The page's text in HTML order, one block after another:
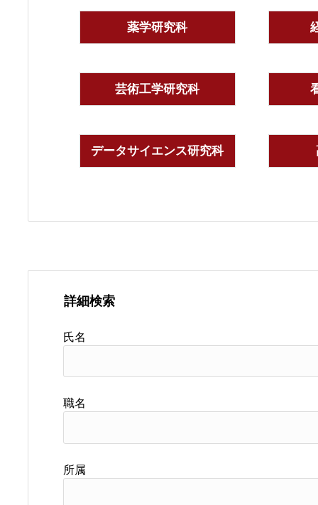
薬学研究科
芸術工学研究科
データサイエンス研究科
詳細検索
氏名
職名
所属